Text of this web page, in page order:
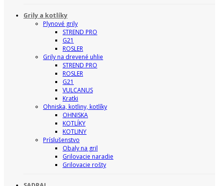
Grily a kotlíky
Plynové grily
STREND PRO
G21
ROSLER
Grily na drevené uhlie
STREND PRO
ROSLER
G21
VULCANUS
Kratki
Ohniska, kotliny, kotlíky
OHNISKA
KOTLÍKY
KOTLINY
Príslušenstvo
Obaly na gril
Grilovacie naradie
Grilovacie rošty